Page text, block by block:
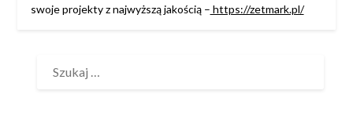
swoje projekty z najwyższą jakością – https://zetmark.pl/